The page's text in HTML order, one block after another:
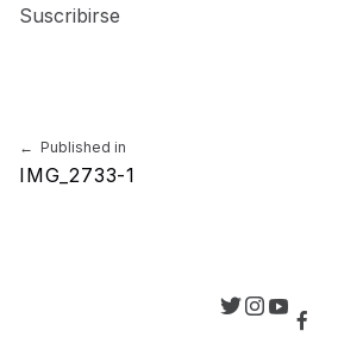
Suscribirse
Navegación de entradas
Published in
IMG_2733-1